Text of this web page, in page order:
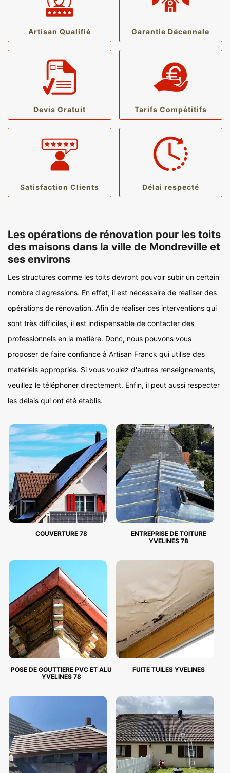
Artisan Qualifié Garantie Décennale
Devis Gratuit Tarifs Compétitifs
Satisfaction Clients Délai respecté
Les opérations de rénovation pour les toits
des maisons dans la ville de Mondreville et
ses environs
Les structures comme les toits devront pouvoir subir un certain
nombre d'agressions. En effet, il est nécessaire de réaliser des
opérations de rénovation. Afin de réaliser ces interventions qui
sont très difficiles, il est indispensable de contacter des
professionnels en la matière. Donc, nous pouvons vous
proposer de faire confiance à Artisan Franck qui utilise des
matériels appropriés. Si vous voulez d'autres renseignements,
veuillez le téléphoner directement. Enfin, il peut aussi respecter
les délais qui ont été établis.
COUVERTURE 78
ENTREPRISE DE TOITURE
YVELINES 78
POSE DE GOUTTIERE PVC ET ALU
YVELINES 78
FUITE TUILES YVELINES